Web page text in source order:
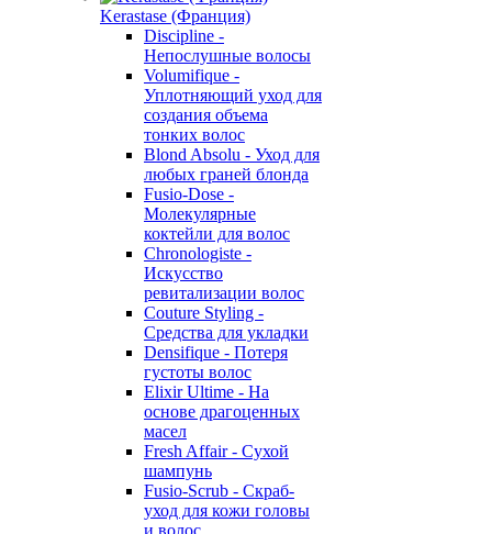
Kerastase (Франция)
Discipline -
Непослушные волосы
Volumifique -
Уплотняющий уход для
создания объема
тонких волос
Blond Absolu - Уход для
любых граней блонда
Fusio-Dose -
Молекулярные
коктейли для волос
Chronologiste -
Искусство
ревитализации волос
Couture Styling -
Средства для укладки
Densifique - Потеря
густоты волос
Elixir Ultime - На
основе драгоценных
масел
Fresh Affair - Сухой
шампунь
Fusio-Scrub - Скраб-
уход для кожи головы
и волос